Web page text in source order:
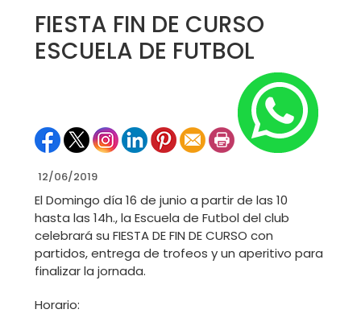
FIESTA FIN DE CURSO
ESCUELA DE FUTBOL
12/06/2019
El Domingo día 16 de junio a partir de las 10
hasta las 14h., la Escuela de Futbol del club
celebrará su FIESTA DE FIN DE CURSO con
partidos, entrega de trofeos y un aperitivo para
finalizar la jornada.
Horario: